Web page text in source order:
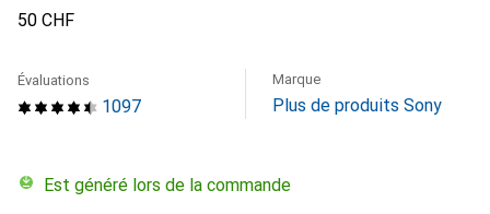
50 CHF
1097
Évaluations Marque
Plus de produits Sony
Est généré lors de la commande